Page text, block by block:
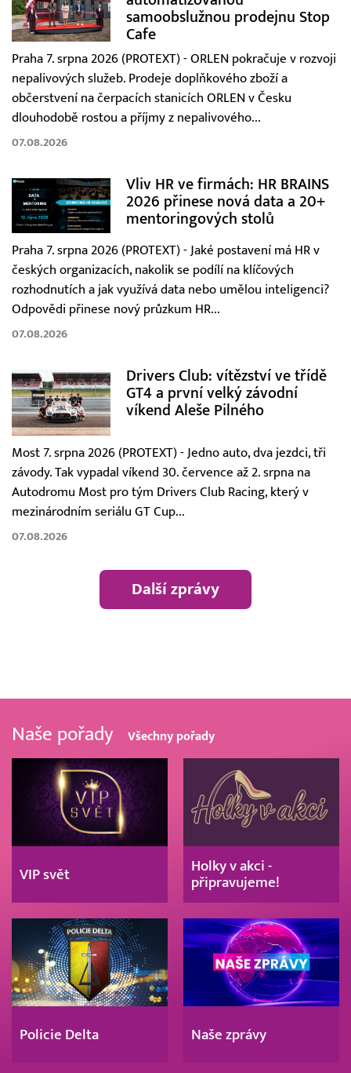
samoobslužnou prodejnu Stop
Cafe
Praha 7. srpna 2026 (PROTEXT) - ORLEN pokračuje v rozvoji
nepalivových služeb. Prodeje doplňkového zboží a
občerstvení na čerpacích stanicích ORLEN v Česku
dlouhodobě rostou a příjmy z nepalivového...
07.08.2026
Vliv HR ve firmách: HR BRAINS
2026 přinese nová data a 20+
mentoringových stolů
Praha 7. srpna 2026 (PROTEXT) - Jaké postavení má HR v
českých organizacích, nakolik se podílí na klíčových
rozhodnutích a jak využívá data nebo umělou inteligenci?
Odpovědi přinese nový průzkum HR...
07.08.2026
Drivers Club: vítězství ve třídě
GT4 a první velký závodní
víkend Aleše Pilného
Most 7. srpna 2026 (PROTEXT) - Jedno auto, dva jezdci, tři
závody. Tak vypadal víkend 30. července až 2. srpna na
Autodromu Most pro tým Drivers Club Racing, který v
mezinárodním seriálu GT Cup...
07.08.2026
Další zprávy
Naše pořady Všechny pořady
VIP svět
Holky v akci -
připravujeme!
Policie Delta Naše zprávy